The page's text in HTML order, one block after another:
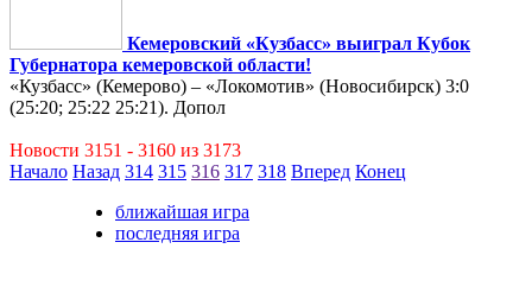
Кемеровский «Кузбасс» выиграл Кубок
Губернатора кемеровской области!
«Кузбасс» (Кемерово) – «Локомотив» (Новосибирск) 3:0
(25:20; 25:22 25:21). Допол
Новости 3151 - 3160 из 3173
Начало Назад 314 315 316 317 318 Вперед Конец
ближайшая игра
последняя игра